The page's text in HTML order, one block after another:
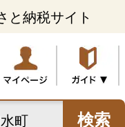
と納税サイト
検索